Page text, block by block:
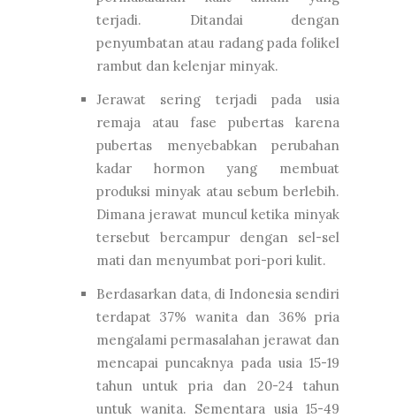
terjadi. Ditandai dengan
penyumbatan atau radang pada folikel
rambut dan kelenjar minyak.
Jerawat sering terjadi pada usia
remaja atau fase pubertas karena
pubertas menyebabkan perubahan
kadar hormon yang membuat
produksi minyak atau sebum berlebih.
Dimana jerawat muncul ketika minyak
tersebut bercampur dengan sel-sel
mati dan menyumbat pori-pori kulit.
Berdasarkan data, di Indonesia sendiri
terdapat 37% wanita dan 36% pria
mengalami permasalahan jerawat dan
mencapai puncaknya pada usia 15-19
tahun untuk pria dan 20-24 tahun
untuk wanita. Sementara usia 15-49